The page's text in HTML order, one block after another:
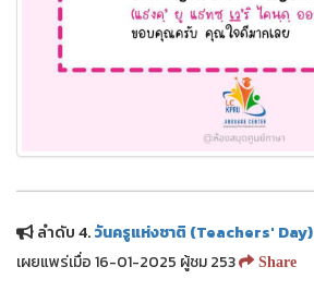
ลำดับ 4.วันครูแห่งชาติ (Teachers' Day)
เผยแพร่เมื่อ 16-01-2025 ผู้ชม 253
Share